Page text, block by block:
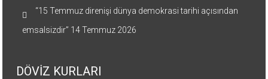
“15 Temmuz direnişi dünya demokrasi tarihi açısından
emsalsizdir” 14 Temmuz 2026
DÖVİZ KURLARI